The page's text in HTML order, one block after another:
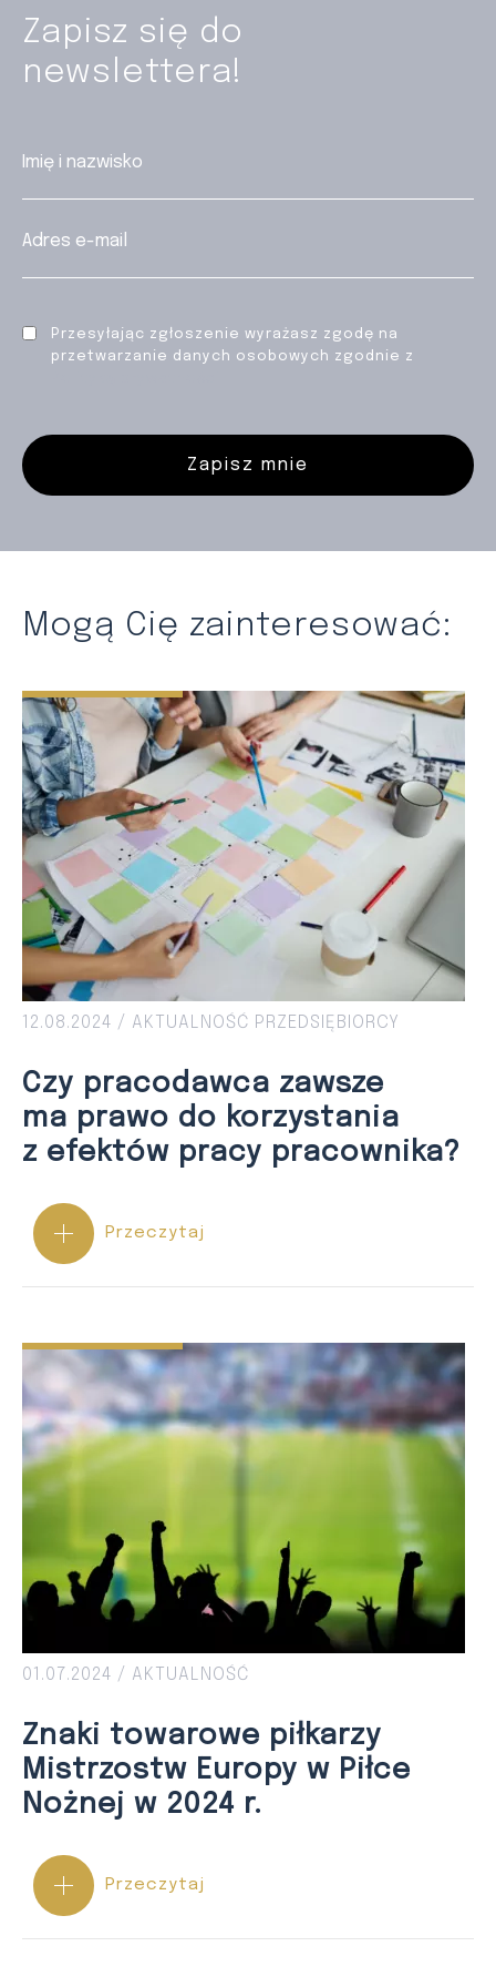
Zapisz się do
newslettera!
Przesyłając zgłoszenie wyrażasz zgodę na
przetwarzanie danych osobowych zgodnie z
Zapisz mnie
Mogą Cię zainteresować:
12.08.2024 / AKTUALNOŚĆ PRZEDSIĘBIORCY
Czy pracodawca zawsze
ma prawo do korzystania
z efektów pracy pracownika?
Przeczytaj
01.07.2024 / AKTUALNOŚĆ
Znaki towarowe piłkarzy
Mistrzostw Europy w Piłce
Nożnej w 2024 r.
Przeczytaj